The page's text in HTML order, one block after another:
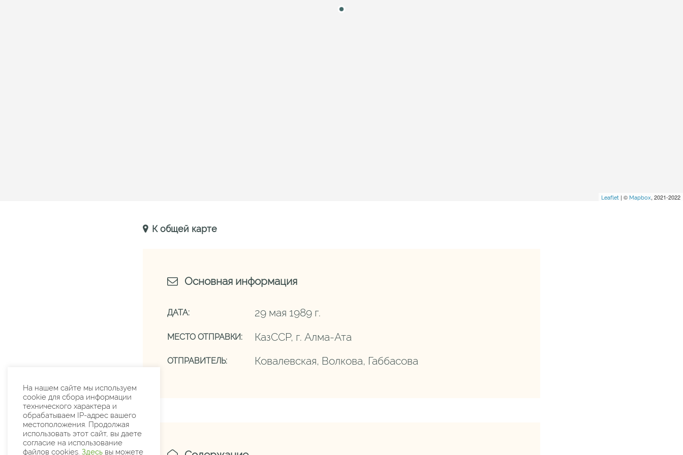
Leaflet | © Mapbox, 2021-2022
К общей карте
Основная информация
ДАТА: 29 мая 1989 г.
МЕСТО ОТПРАВКИ: КазССР, г. Алма-Ата
ОТПРАВИТЕЛЬ: Ковалевская, Волкова, Габбасова
На нашем сайте мы используем
cookie для сбора информации
технического характера и
обрабатываем IP-адрес вашего
местоположения. Продолжая
использовать этот сайт, вы даете
согласие на использование
файлов cookies. Здесь вы можете